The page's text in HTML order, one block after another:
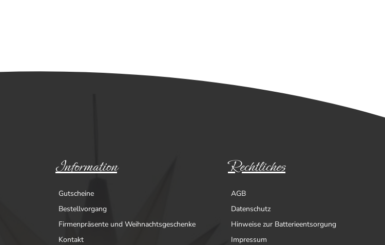
Information
Gutscheine
Bestellvorgang
Firmenpräsente und Weihnachtsgeschenke
Kontakt
Rechtliches
AGB
Datenschutz
Hinweise zur Batterieentsorgung
Impressum